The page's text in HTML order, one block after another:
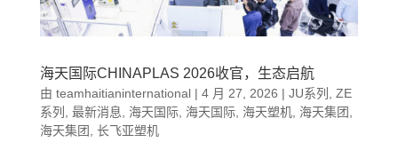
海天国际CHINAPLAS 2026收官，生态启航
由 teamhaitianinternational| 4 月 27, 2026 | JU系列 ZE
系列 最新消息 海天国际, 海天国际, 海天塑机, 海天集团
海天集团 长飞亚塑机